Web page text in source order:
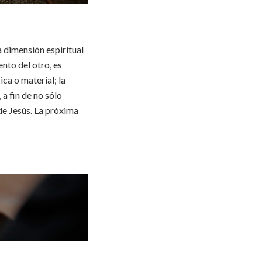
dimensión espiritual
del otro, es
o material; la
fin de no sólo
Jesús. La próxima